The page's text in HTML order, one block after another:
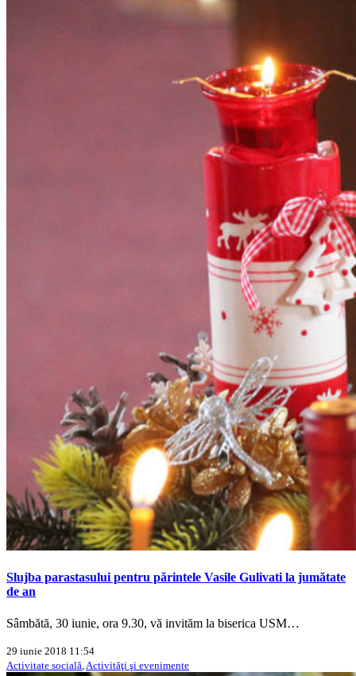
Slujba parastasului pentru părintele Vasile Gulivati la jumătate
de an
Sâmbătă, 30 iunie, ora 9.30, vă invităm la biserica USM…
29 iunie 2018 11:54
Activitate socială Activităţi şi evenimente